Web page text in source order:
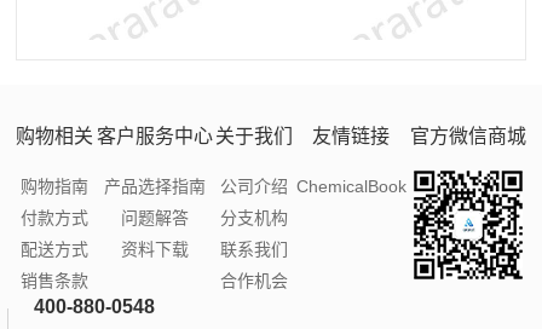
购物相关
购物指南
付款方式
配送方式
销售条款
客户服务中心
产品选择指南
问题解答
资料下载
关于我们
公司介绍
分支机构
联系我们
合作机会
友情链接
ChemicalBook
官方微信商城
400-880-0548